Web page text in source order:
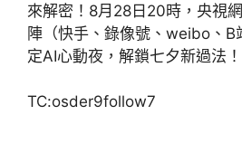
來解密！8月28日20時，央視
陣（快手、錄像號、weibo、B
定AI心動夜，解鎖七夕新過法！
TC:osder9follow7